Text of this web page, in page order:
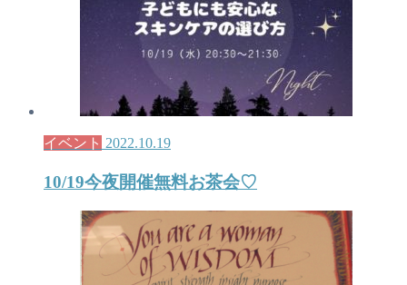
イベント 2022.10.19
10/19今夜開催無料お茶会♡